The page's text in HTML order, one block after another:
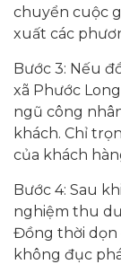
chuyển cuộc
xuất các
Bước 3: Nếu
xã Phước
ngũ công
khách. Chỉ
của khách
Bước 4: Sau
nghiệm thu
Đồng thời dọn
không đục